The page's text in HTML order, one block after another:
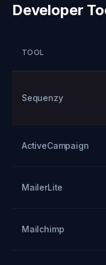
Developer
TOOL
Sequenzy
ActiveCampaign
MailerLite
Mailchimp